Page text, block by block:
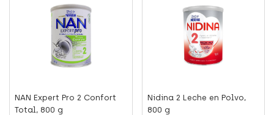
NAN Expert Pro 2 Confort
Total, 800 g
Nidina 2 Leche en Polvo,
800 g